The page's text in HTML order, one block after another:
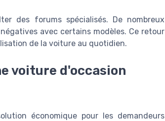
des forums spécialisés. De nombreux
avec certains modèles. Ce retour
de la voiture au quotidien.
voiture d'occasion
économique pour les demandeurs